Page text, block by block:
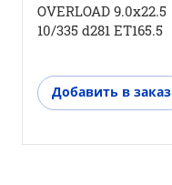
OVERLOAD 9.0x22.5
10/335 d281 ET165.5
Добавить в заказ